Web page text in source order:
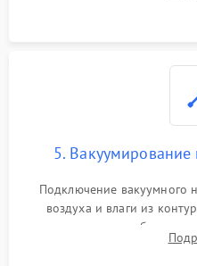
5.
Подключение вакуумного
воздуха и влаги из
дозированным объемом
электронным весам.